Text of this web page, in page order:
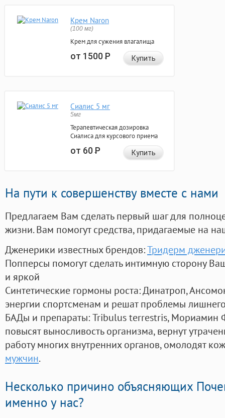
Крем Naron
(100 мг)
Крем для сужения влагалища
от 1500Р Купить
Сиалис 5 мг
5мг
Терапевтическая дозировка
Сиалиса для курсового приема
от 60Р Купить
На пути к совершенству вместе с нами
Предлагаем Вам сделать первый шаг для
жизни. Вам помогут средства, придагаемые на
Дженерики известных брендов:Тридерм
Попперсы помогут сделать интимную сторону
и яркой
Синтетические гормоны роста: Динатроп,
энергии спортсменам и решат проблемы
БАДы и препараты:Tribulus terrestris, Мориамин
повысят выносливость организма, вернут
работу многих внутренних органов, омолодят
мужчин.
Несколько причино объясняющих
именно у нас?